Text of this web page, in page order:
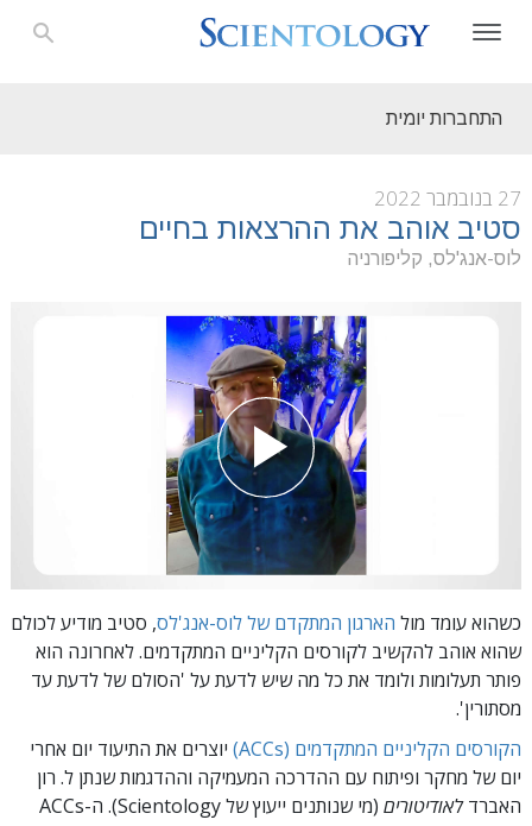
התחברות יומית
27 בנובמבר 2022
סטיב אוהב את ההרצאות בחיים
לוס-אנג'לס, קליפורניה
כשהוא עומד מול הארגון המתקדם של לוס-אנג'לס, סטיב מודיע לכולם
שהוא אוהב להקשיב לקורסים הקליניים המתקדמים. לאחרונה הוא
פותר תעלומות ולומד את כל מה שיש לדעת על 'הסולם של לדעת עד
מסתורין'.
הקורסים הקליניים המתקדמים (ACCs)
יוצרים את התיעוד יום אחרי
יום של מחקר ופיתוח עם ההדרכה המעמיקה וההדגמות שנתן ל. רון
האברדלאודיטורים
(מי שנותנים ייעוץ של Scientology). ה-ACCs